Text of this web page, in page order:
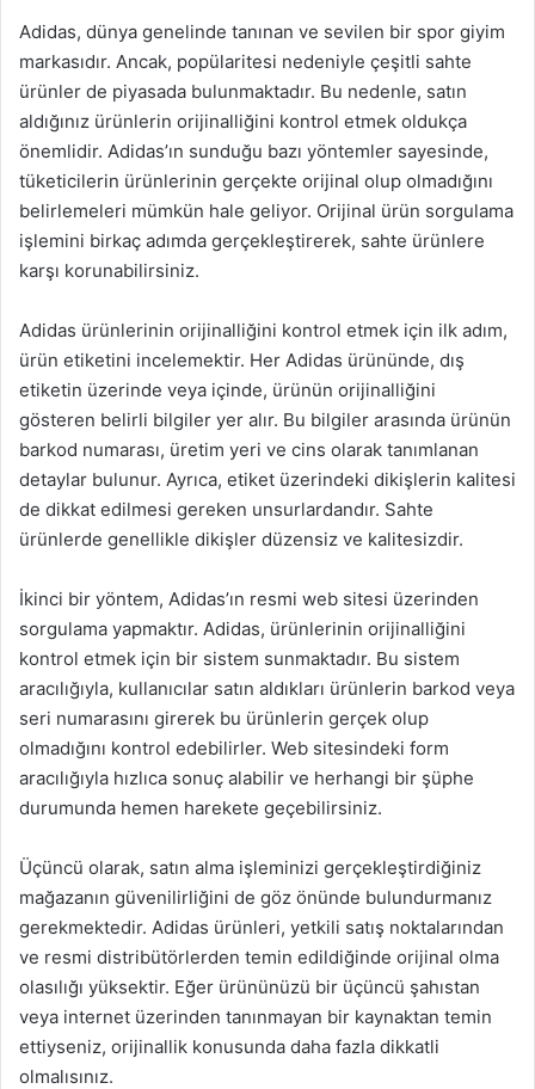
Adidas, dünya genelinde tanınan ve sevilen bir spor giyim
markasıdır. Ancak, popülaritesi nedeniyle çeşitli sahte
ürünler de piyasada bulunmaktadır. Bu nedenle, satın
aldığınız ürünlerin orijinalliğini kontrol etmek oldukça
önemlidir. Adidas’ın sunduğu bazı yöntemler sayesinde,
tüketicilerin ürünlerinin gerçekte orijinal olup olmadığını
belirlemeleri mümkün hale geliyor. Orijinal ürün sorgulama
işlemini birkaç adımda gerçekleştirerek, sahte ürünlere
karşı korunabilirsiniz.
Adidas ürünlerinin orijinalliğini kontrol etmek için ilk adım,
ürün etiketini incelemektir. Her Adidas ürününde, dış
etiketin üzerinde veya içinde, ürünün orijinalliğini
gösteren belirli bilgiler yer alır. Bu bilgiler arasında ürünün
barkod numarası, üretim yeri ve cins olarak tanımlanan
detaylar bulunur. Ayrıca, etiket üzerindeki dikişlerin kalitesi
de dikkat edilmesi gereken unsurlardandır. Sahte
ürünlerde genellikle dikişler düzensiz ve kalitesizdir.
İkinci bir yöntem, Adidas’ın resmi web sitesi üzerinden
sorgulama yapmaktır. Adidas, ürünlerinin orijinalliğini
kontrol etmek için bir sistem sunmaktadır. Bu sistem
aracılığıyla, kullanıcılar satın aldıkları ürünlerin barkod veya
seri numarasını girerek bu ürünlerin gerçek olup
olmadığını kontrol edebilirler. Web sitesindeki form
aracılığıyla hızlıca sonuç alabilir ve herhangi bir şüphe
durumunda hemen harekete geçebilirsiniz.
Üçüncü olarak, satın alma işleminizi gerçekleştirdiğiniz
mağazanın güvenilirliğini de göz önünde bulundurmanız
gerekmektedir. Adidas ürünleri, yetkili satış noktalarından
ve resmi distribütörlerden temin edildiğinde orijinal olma
olasılığı yüksektir. Eğer ürününüzü bir üçüncü şahıstan
veya internet üzerinden tanınmayan bir kaynaktan temin
ettiyseniz, orijinallik konusunda daha fazla dikkatli
olmalısınız.